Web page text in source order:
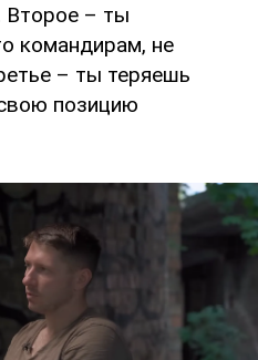
Второе – ты
командирам, не
– ты теряешь
позицию